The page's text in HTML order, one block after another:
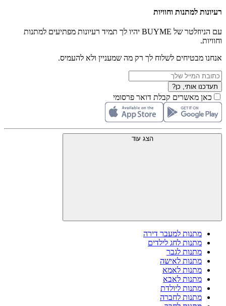
רעיונות למתנות וחוויות
עם הניוזלטר של BUYME יהיו לך תמיד רעיונות מפתיעים למתנות
וחוויות.
אנחנו מבטיחים לשלוח לך רק מה שמעניין ולא להעמיס.
תעדכנו אותי, כן?
כאן מאשרים קבלת דואר פרסומי
הצג עוד
מתנות למעבר דירה
מתנות לחג לילדים
מתנות לגבר
מתנות לאישה
מתנות לאמא
מתנות לאבא
מתנות ליולדת
מתנות לחברה